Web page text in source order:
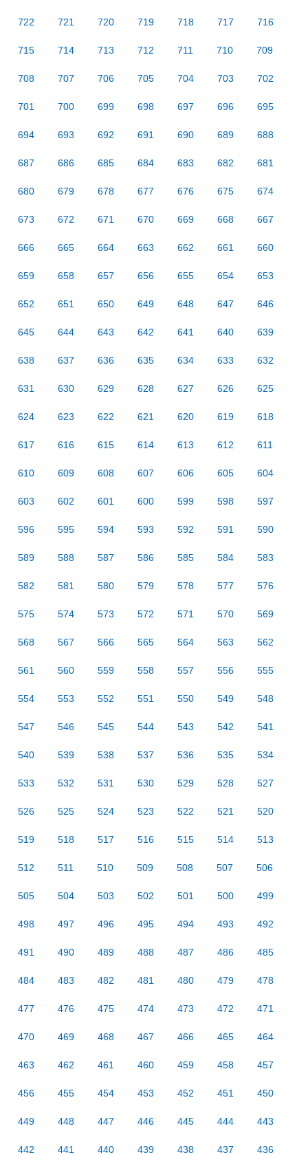
722 721 720 719 718 717 716
715 714 713 712 711 710 709
708 707 706 705 704 703 702
701 700 699 698 697 696 695
694 693 692 691 690 689 688
687 686 685 684 683 682 681
680 679 678 677 676 675 674
673 672 671 670 669 668 667
666 665 664 663 662 661 660
659 658 657 656 655 654 653
652 651 650 649 648 647 646
645 644 643 642 641 640 639
638 637 636 635 634 633 632
631 630 629 628 627 626 625
624 623 622 621 620 619 618
617 616 615 614 613 612 611
610 609 608 607 606 605 604
603 602 601 600 599 598 597
596 595 594 593 592 591 590
589 588 587 586 585 584 583
582 581 580 579 578 577 576
575 574 573 572 571 570 569
568 567 566 565 564 563 562
561 560 559 558 557 556 555
554 553 552 551 550 549 548
547 546 545 544 543 542 541
540 539 538 537 536 535 534
533 532 531 530 529 528 527
526 525 524 523 522 521 520
519 518 517 516 515 514 513
512 511 510 509 508 507 506
505 504 503 502 501 500 499
498 497 496 495 494 493 492
491 490 489 488 487 486 485
484 483 482 481 480 479 478
477 476 475 474 473 472 471
470 469 468 467 466 465 464
463 462 461 460 459 458 457
456 455 454 453 452 451 450
449 448 447 446 445 444 443
442 441 440 439 438 437 436